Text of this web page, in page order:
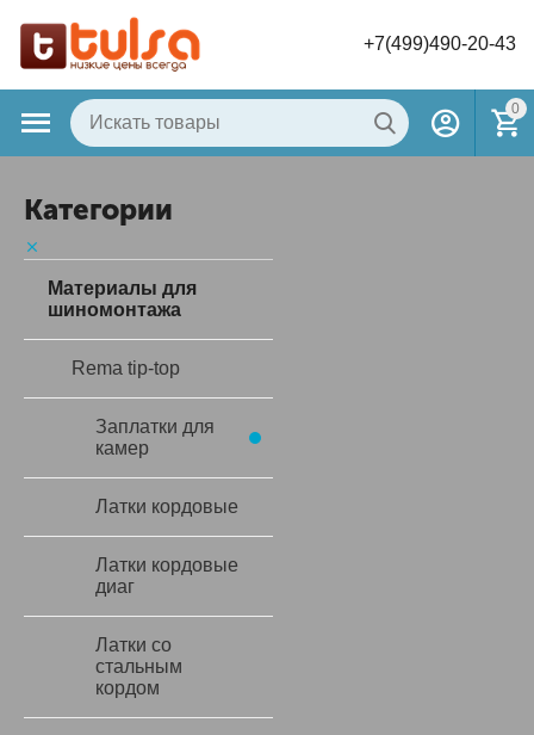
+7(499)490-20-43
0
Категории
Материалы для
шиномонтажа
Rema tip-top
Заплатки для
камер
Латки кордовые
Латки кордовые
диаг
Латки со
стальным
кордом